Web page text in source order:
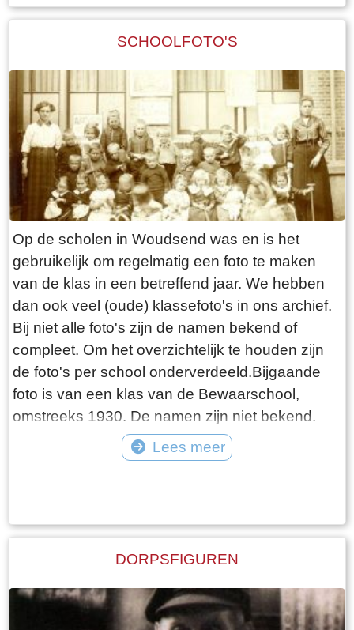
SCHOOLFOTO'S
Op de scholen in Woudsend was en is het
gebruikelijk om regelmatig een foto te maken
van de klas in een betreffend jaar. We hebben
dan ook veel (oude) klassefoto's in ons archief.
Bij niet alle foto's zijn de namen bekend of
compleet. Om het overzichtelijk te houden zijn
de foto's per school onderverdeeld.Bijgaande
foto is van een klas van de Bewaarschool,
omstreeks 1930. De namen zijn niet bekend.
Lees meer
DORPSFIGUREN